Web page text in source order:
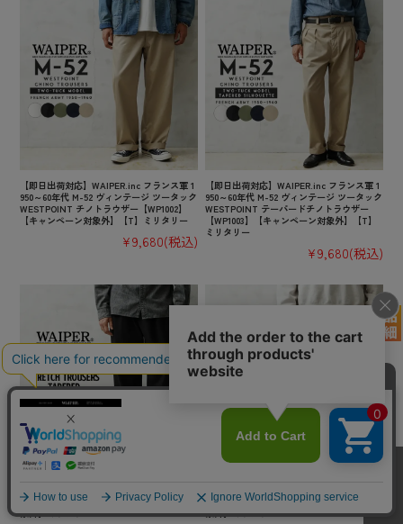
【即日出荷対応】WAIPER.inc フランス軍 1
950～60年代 M-52 ヴィンテージ ツータック
WESTPOINT チノトラウザー【WP1002】
【キャンペーン対象外】【T】ミリタリー
¥9,680(税込)
【即日出荷対応】WAIPER.inc フランス軍 1
950～60年代 M-52 ヴィンテージ ツータック
WESTPOINT テーパードチノトラウザー
【WP1003】【キャンペーン対象外】【T】
ミリタリー
¥9,680(税込)
CTIONAL M-49 ストレッチトラウザー テー
パード【WP1141】【T】【キャンペーン対
象外】ミリタリー
CTIONAL M-49 ストレッチトラウザー スト
レート【WP1142】【T】【キャンペーン対
象外】ミリタリー